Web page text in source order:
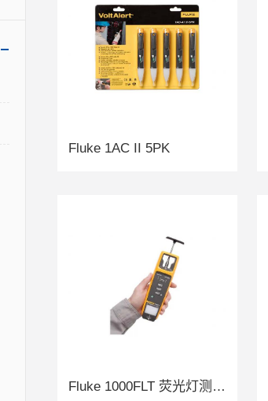
Fluke 1AC II 5PK
Fluke 1000FLT 荧光灯测试仪